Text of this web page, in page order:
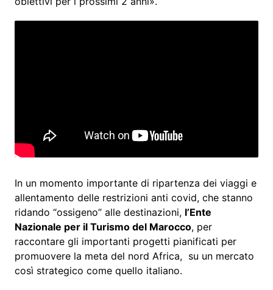
In un momento importante di ripartenza dei viaggi e
allentamento delle restrizioni anti covid, che stanno
ridando “ossigeno” alle destinazioni, l’Ente
Nazionale per il Turismo del Marocco, per
raccontare gli importanti progetti pianificati per
promuovere la meta del nord Africa, su un mercato
così strategico come quello italiano.